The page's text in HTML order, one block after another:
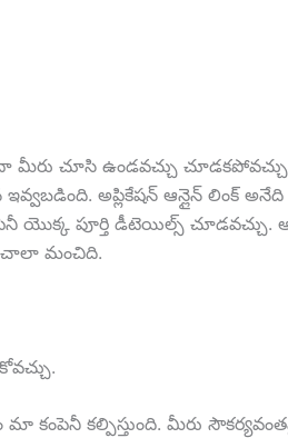
మీరు చూసి ఉండవచ్చు
అప్లికేషన్ ఆన్లైన్ లింక్ అనేది
యొక్క పూర్తి డీటెయిల్స్ చూడవచ్చు.
చాలా మంచిది.
కంపెనీ కల్పిస్తుంది. మీరు